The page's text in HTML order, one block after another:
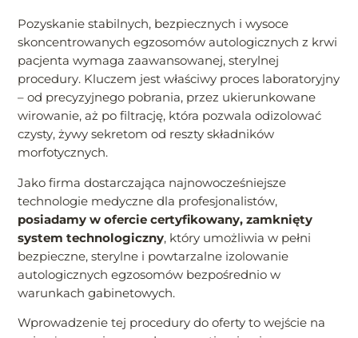
Pozyskanie stabilnych, bezpiecznych i wysoce
skoncentrowanych egzosomów autologicznych z krwi
pacjenta wymaga zaawansowanej, sterylnej
procedury. Kluczem jest właściwy proces laboratoryjny
– od precyzyjnego pobrania, przez ukierunkowane
wirowanie, aż po filtrację, która pozwala odizolować
czysty, żywy sekretom od reszty składników
morfotycznych.
Jako firma dostarczająca najnowocześniejsze
technologie medyczne dla profesjonalistów,
posiadamy w ofercie certyfikowany, zamknięty
system technologiczny, który umożliwia w pełni
bezpieczne, sterylne i powtarzalne izolowanie
autologicznych egzosomów bezpośrednio w
warunkach gabinetowych.
Wprowadzenie tej procedury do oferty to wejście na